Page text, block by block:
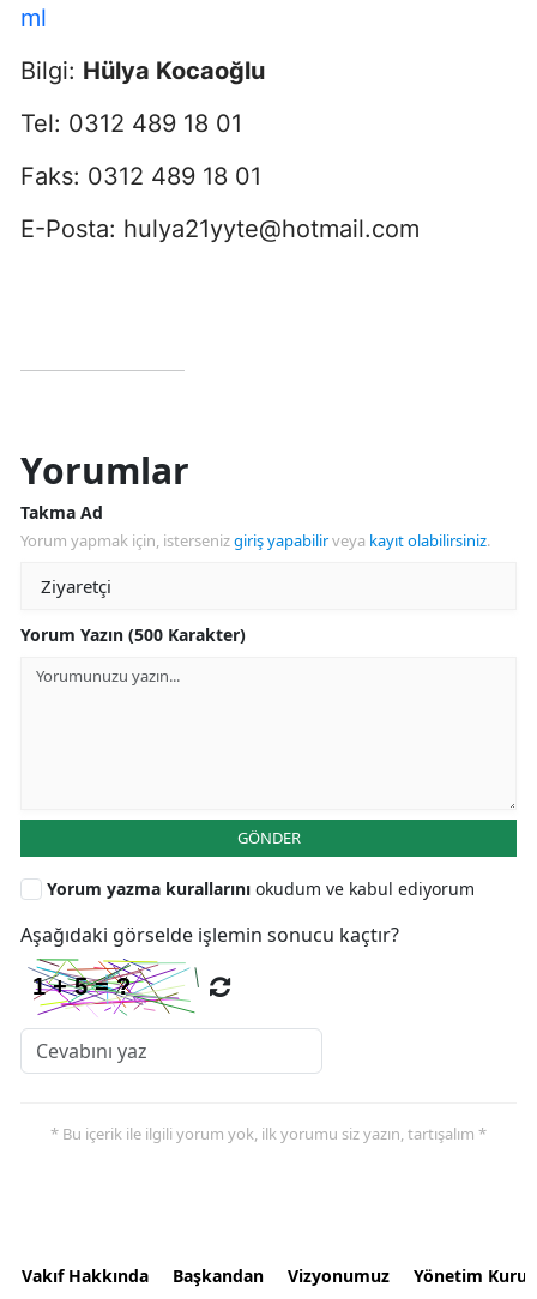
ml
Bilgi: Hülya Kocaoğlu
Tel: 0312 489 18 01
Faks: 0312 489 18 01
E-Posta: hulya21yyte@hotmail.com
Yorumlar
Takma Ad
Yorum yapmak için, istersenizgiriş yapabilirveya kayıt olabilirsiniz.
Yorum Yazın (500 Karakter)
GÖNDER
Yorum yazma kurallarını okudum ve kabul ediyorum
Aşağıdaki görselde işlemin sonucu kaçtır?
* Bu içerik ile ilgili yorum yok, ilk yorumu siz yazın, tartışalım *
Vakıf Hakkında Başkandan Vizyonumuz Yönetim